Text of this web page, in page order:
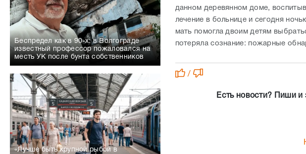
Беспредел как в 90-х: в Волгограде
известный профессор пожаловался на
месть УК после бунта собственников
«Лучше быть крупной рыбой в
данном деревянном доме,
лечение в больнице и сегодня
мать помогла двоим детям
потеряла сознание: пожарные
/
Есть новости? Пиши